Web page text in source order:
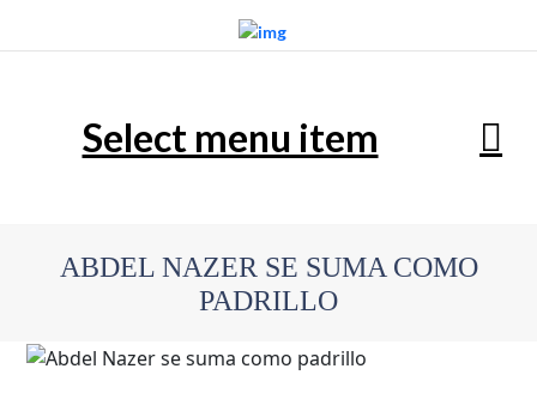
Select menu item
ABDEL NAZER SE SUMA COMO
PADRILLO